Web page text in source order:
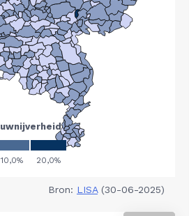
Bron: LISA(30-06-2025)